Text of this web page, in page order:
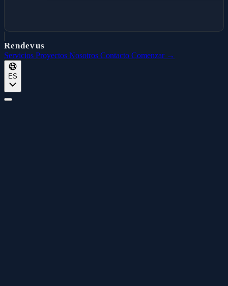
Rendevus
Servicios Proyectos Nosotros Contacto Comenzar →
ES